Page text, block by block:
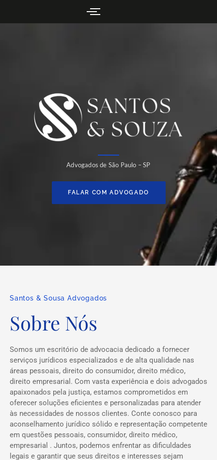
Advogados de São Paulo – SP
FALAR COM ADVOGADO
Santos & Sousa Advogados
Sobre Nós
Somos um escritório de advocacia dedicado a fornecer
serviços jurídicos especializados e de alta qualidade nas
áreas pessoais, direito do consumidor, direito médico,
direito empresarial. Com vasta experiência e dois advogados
apaixonados pela justiça, estamos comprometidos em
oferecer soluções eficientes e personalizadas para atender
às necessidades de nossos clientes. Conte conosco para
aconselhamento jurídico sólido e representação competente
em questões pessoais, consumidor, direito médico,
empresarial . Juntos, podemos enfrentar as dificuldades
legais e garantir que seus direitos e interesses sejam